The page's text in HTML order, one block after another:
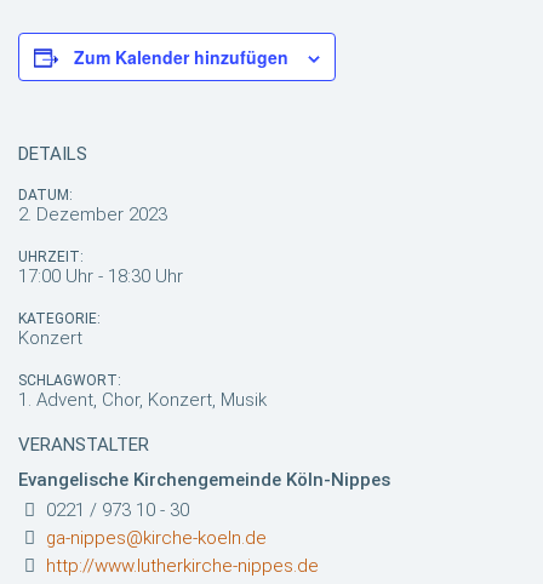
Zum Kalender hinzufügen
DETAILS
DATUM:
2. Dezember 2023
UHRZEIT:
17:00 Uhr - 18:30 Uhr
KATEGORIE:
Konzert
SCHLAGWORT:
1. Advent, Chor, Konzert, Musik
VERANSTALTER
Evangelische Kirchengemeinde Köln-Nippes
0221 / 973 10 - 30
ga-nippes@kirche-koeln.de
http://www.lutherkirche-nippes.de